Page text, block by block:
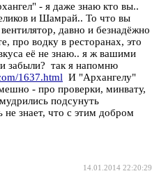
- я даже знаю кто вы..
и Шамрай.. То что вы
давно и безнадёжно
про водку в ресторанах, это
её не знаю.. я ж вашими
забыли? так я напомню
1637.html И "Архангелу"
- про проверки, минвату,
подсунуть
не знает, что с этим добром
14.01.2014 22:20:29